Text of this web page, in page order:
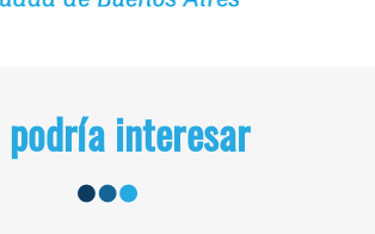
podría interesar